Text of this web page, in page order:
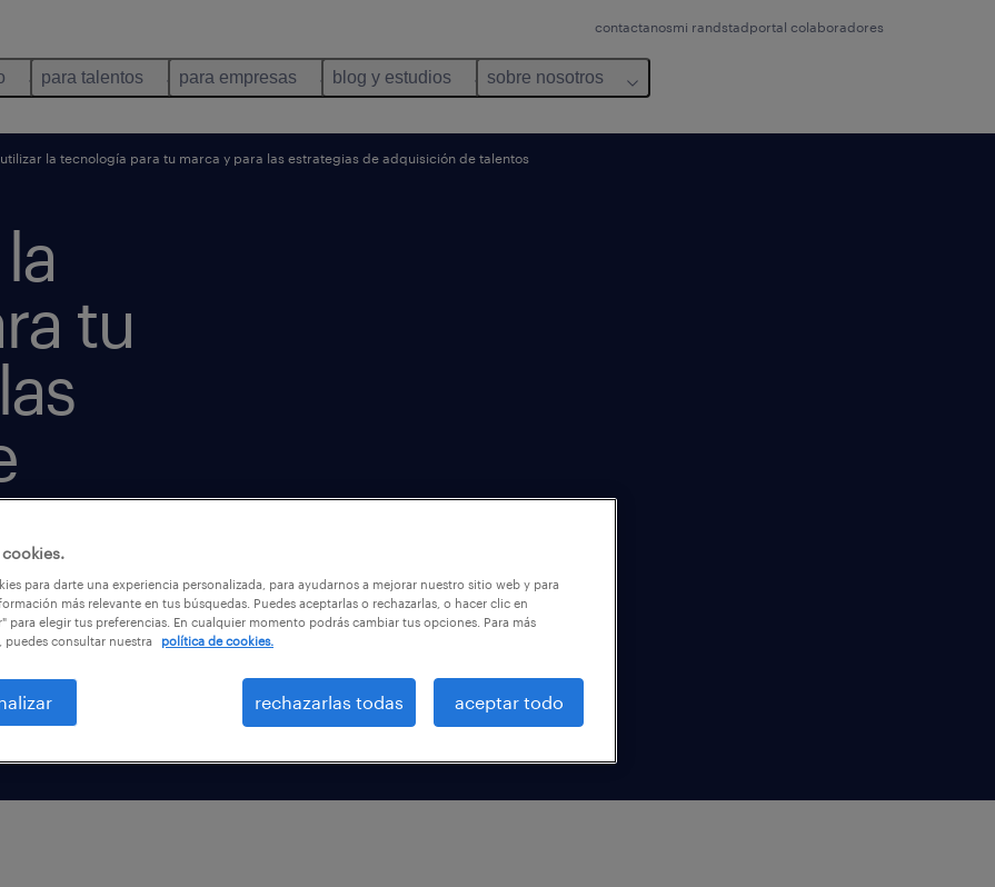
contactanosmi randstadportal colaboradores
para talentos para empresas blog y estudios sobre nosotros
la tecnología para tu marca y para las estrategias de adquisición de talentos
tu
para darte una experiencia personalizada, para ayudarnos a mejorar nuestro sitio web y para
más relevante en tus búsquedas. Puedes aceptarlas o rechazarlas, o hacer clic en
para elegir tus preferencias. En cualquier momento podrás cambiar tus opciones. Para más
puedes consultar nuestra
política de cookies.
rechazarlas todas aceptar todo